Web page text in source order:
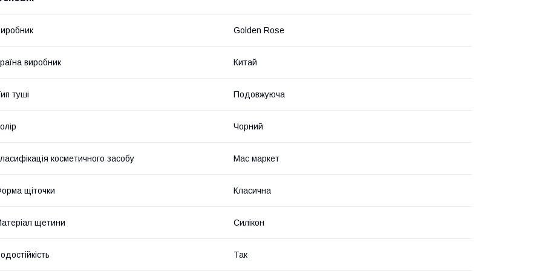
Golden Rose
виробник Китай
туші Подовжуюча
Чорний
косметичного засобу Мас маркет
щіточки Класична
щетини Силікон
Так